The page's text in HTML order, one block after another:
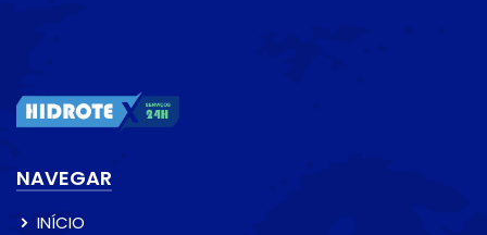
NAVEGAR
INÍCIO